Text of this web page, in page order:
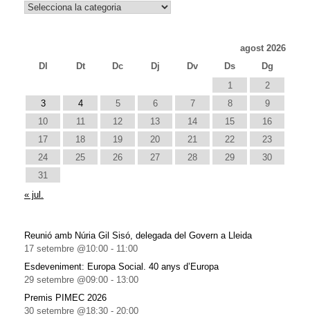
Notícies
agost 2026
Dl
Dt Dc Dj Dv Ds
Dg
1
2
3
4 5 6 7 8
9
10
11 12 13 14 15
16
17
18 19 20 21 22
23
24
25 26 27 28 29
30
31
« jul.
Reunió amb Núria Gil Sisó, delegada del Govern a Lleida
17 setembre @10:00 - 11:00
Esdeveniment: Europa Social. 40 anys d’Europa
29 setembre @09:00 - 13:00
Premis PIMEC 2026
30 setembre @18:30 - 20:00